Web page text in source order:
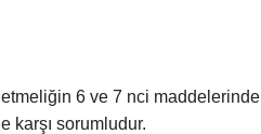
6 ve 7 nci maddelerinde
karşı sorumludur.